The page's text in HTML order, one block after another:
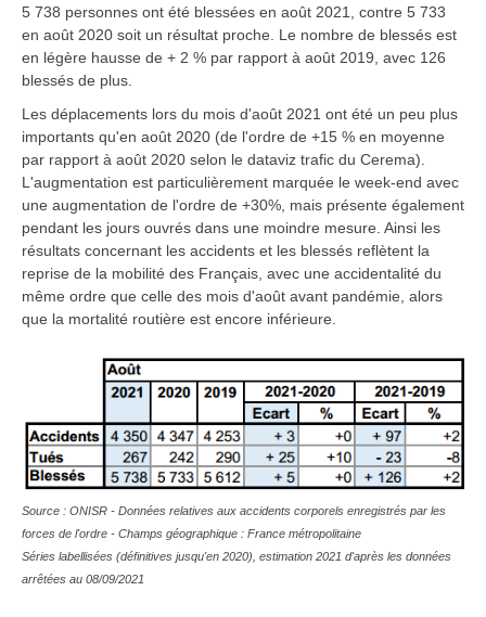
5 738 personnes ont été blessées en août 2021, contre 5 733
en août 2020 soit un résultat proche. Le nombre de blessés est
en légère hausse de + 2 % par rapport à août 2019, avec 126
blessés de plus.
Les déplacements lors du mois d'août 2021 ont été un peu plus
importants qu'en août 2020 (de l'ordre de +15 % en moyenne
par rapport à août 2020 selon le dataviz trafic du Cerema).
L'augmentation est particulièrement marquée le week-end avec
une augmentation de l'ordre de +30%, mais présente également
pendant les jours ouvrés dans une moindre mesure. Ainsi les
résultats concernant les accidents et les blessés reflètent la
reprise de la mobilité des Français, avec une accidentalité du
même ordre que celle des mois d'août avant pandémie, alors
que la mortalité routière est encore inférieure.
Source : ONISR - Données relatives aux accidents corporels enregistrés par les
forces de l'ordre - Champs géographique : France métropolitaine
Séries labellisées (définitives jusqu'en 2020), estimation 2021 d'après les données
arrêtées au 08/09/2021